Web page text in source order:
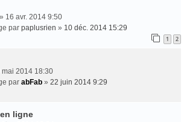
» 16 avr. 2014 9:50
par paplusrien » 10 déc. 2014 15:29
1 2
mai 2014 18:30
par abFab » 22 juin 2014 9:29
ligne